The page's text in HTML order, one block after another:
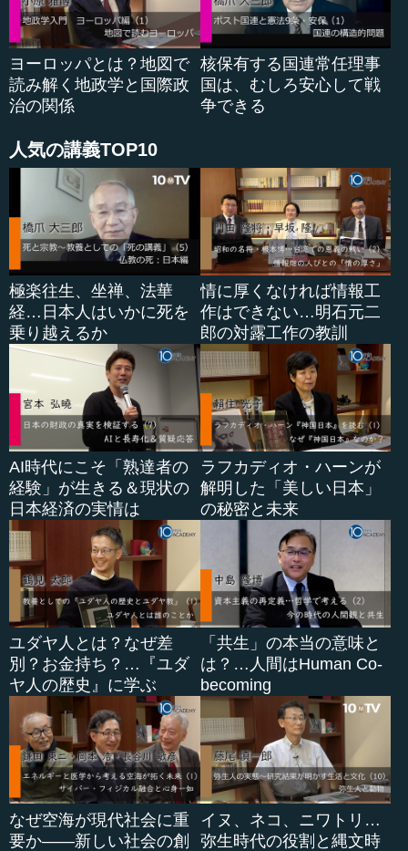
れなりに同じような規模になるという性質があるわけで
す。
貿易の場合は、なんとなくお分かりになると思いますが、
輸出と輸入があるので、それらの数字の大きさが著しく違
ってくれば、貿易収支の赤字や黒字が大幅に出ます。た
だ、一般的には貿易収支は縮小傾向で、輸出と輸入は連動
その理由は明らかで、貿易が行われる背景には、それぞれ
の国の得意不得意があるため、専門用語で比較優位という
のですが、得意なもの、つまり、比較優位のあるものを積
極的に海外に売っていって、比較優位のないものを海外か
ら輸入する、という両方向の貿易が起こることによって経
済が利益を拡大できるわけです。
直接投資でも、出...
ヨーロッパとは？地図で
読み解く地政学と国際政
治の関係
核保有する国連常任理事
国は、むしろ安心して戦
争できる
人気の講義TOP10
極楽往生、坐禅、法華
経…日本人はいかに死を
乗り越えるか
情に厚くなければ情報工
作はできない…明石元二
郎の対露工作の教訓
AI時代にこそ「熟達者の
経験」が生きる＆現状の
日本経済の実情は
ラフカディオ・ハーンが
解明した「美しい日本」
の秘密と未来
ユダヤ人とは？なぜ差
別？お金持ち？…『ユダ
ヤ人の歴史』に学ぶ
「共生」の本当の意味と
は？…人間はHuman Co-
becoming
なぜ空海が現代社会に重
要か――新しい社会の創
イヌ、ネコ、ニワトリ…
弥生時代の役割と縄文時